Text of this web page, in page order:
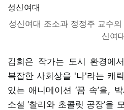
성신여대 조소과 정정주 교수의
신여
김희은 작가는 도시 환경에
복잡한 사회상을 '나'라는 캐
있는 애니메이션 ‘꿈 속’을,
소설 ‘찰리와 초콜릿 공장’을